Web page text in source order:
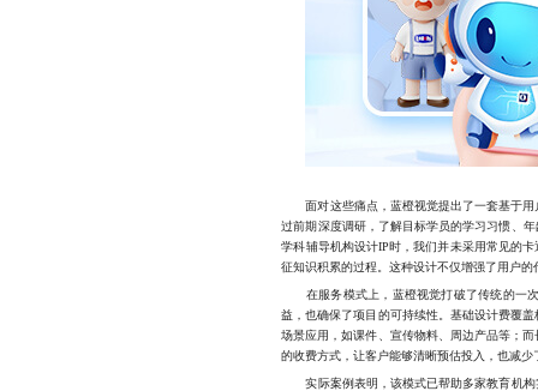
面对这些痛点，蓝橙视觉提出了一套基于用
过前期深度调研，了解目标学员的学习习惯、
学科辅导机构设计IP时，我们并未采用常见的
征知识积累的过程。这种设计不仅增强了用户
在服务模式上，蓝橙视觉打破了传统的一次
益，也确保了项目的可持续性。基础设计费覆
场景应用，如课件、宣传物料、周边产品等；
的收费方式，让客户能够清晰预估投入，也减
实际案例表明，该模式已帮助多家教育机构